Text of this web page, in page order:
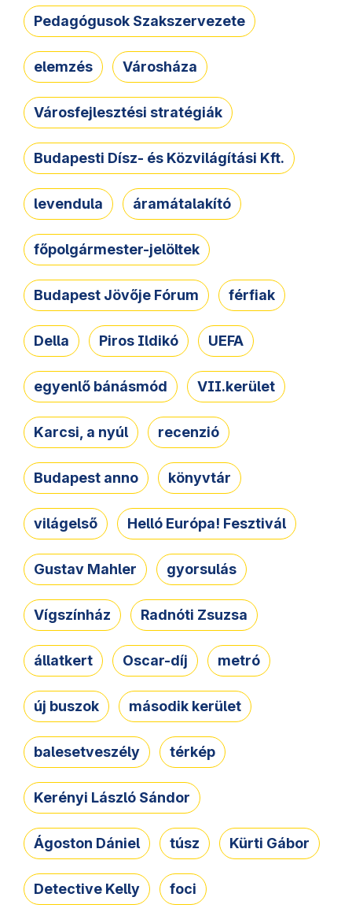
Pedagógusok Szakszervezete
elemzés Városháza
Városfejlesztési stratégiák
Budapesti Dísz- és Közvilágítási Kft.
levendula áramátalakító
főpolgármester-jelöltek
Budapest Jövője Fórum férfiak
Della Piros Ildikó UEFA
egyenlő bánásmód VII.kerület
Karcsi, a nyúl recenzió
Budapest anno könyvtár
világelső Helló Európa! Fesztivál
Gustav Mahler gyorsulás
Vígszínház Radnóti Zsuzsa
állatkert Oscar-díj metró
új buszok második kerület
balesetveszély térkép
Kerényi László Sándor
Ágoston Dániel túsz Kürti Gábor
Detective Kelly foci